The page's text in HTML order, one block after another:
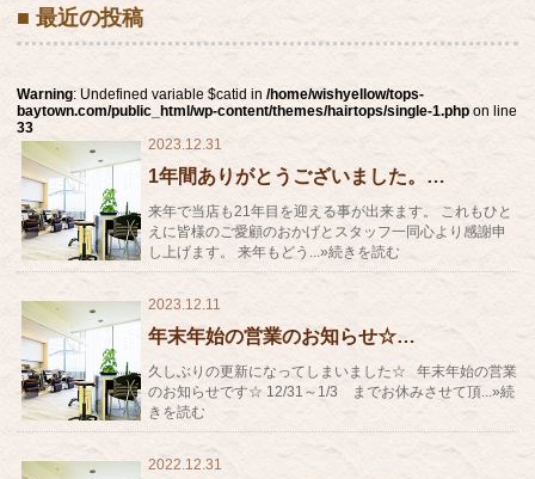
■ 最近の投稿
Warning: Undefined variable $catid in/home/wishyellow/tops-
baytown.com/public_html/wp-content/themes/hairtops/single-1.php on line
33
2023.12.31
1年間ありがとうございました。…
来年で当店も21年目を迎える事が出来ます。 これもひと
えに皆様のご愛顧のおかげとスタッフ一同心より感謝申
し上げます。 来年もどう...»続きを読む
2023.12.11
年末年始の営業のお知らせ☆…
久しぶりの更新になってしまいました☆ 年末年始の営業
のお知らせです☆ 12/31～1/3 までお休みさせて頂...»続
きを読む
2022.12.31